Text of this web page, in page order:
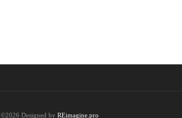
©2026 Designed by REimagine.pro